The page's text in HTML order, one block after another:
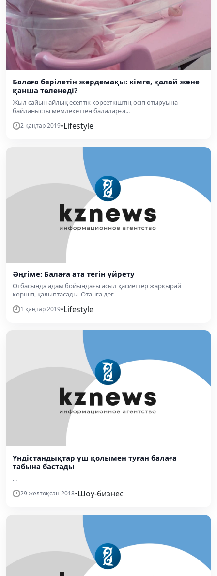
Балаға берілетін жәрдемақы: кімге, қалай және
қанша төленеді?
Жыл сайын айлық есептік көрсеткіштің өсіп отыруына
байланысты мемлекеттен балаларға...
2 қаңтар 2019•Lifestyle
Әңгіме: Балаға ата тегін үйрету
Отбасында адам бойындағы асыл қасиеттер жарқырай
көрініп, қалыптасады. Отанға дег...
1 қаңтар 2019•Lifestyle
Үндістандықтар үш қолымен туған балаға
табына бастады
...
29 желтоқсан 2018•Шоу-бизнес